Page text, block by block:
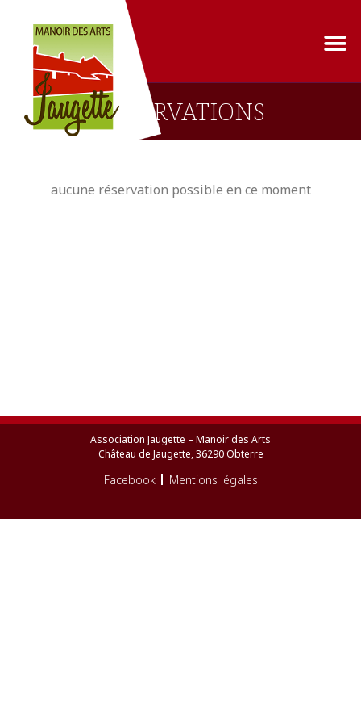
RÉSERVATIONS
aucune réservation possible en ce moment
Association Jaugette – Manoir des Arts
Château de Jaugette, 36290 Obterre
Facebook Mentions légales